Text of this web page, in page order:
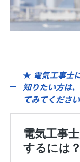
★ 電気工事士
知りたい方は
てみてくださ